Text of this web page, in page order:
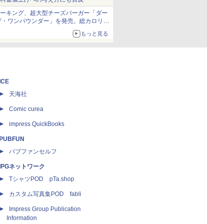
キング、超大型チーズバーガー「ダー
・ワンパウンダー」を発売。総カロリー
もっと見る
ICE
天海社
Comic curea
impress QuickBooks
PUBFUN
パブファンセルフ
IPGネットワーク
TシャツPOD pTa.shop
カスタム写真集POD fabli
Impress Group Publication
Information